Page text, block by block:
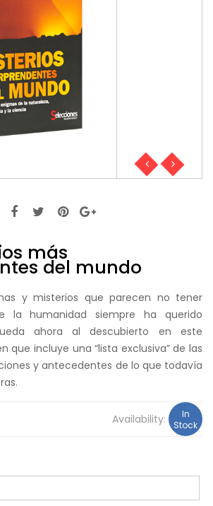
más
del mundo
y misterios que parecen no tener
la humanidad siempre ha querido
ahora al descubierto en este
que incluye una “lista exclusiva” de las
y antecedentes de lo que todavía
Availability:
In
Stock